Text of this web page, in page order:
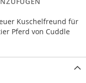
Kuschelfreund für
Pferd von Cuddle